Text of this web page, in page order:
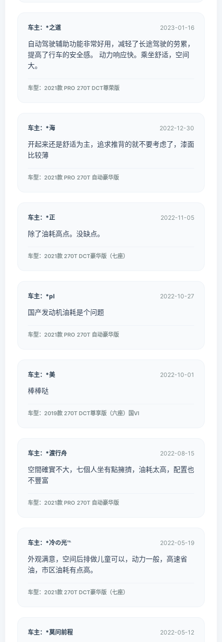
车主：*之道 2023-01-16
自动驾驶辅助功能非常好用，减轻了长途驾驶的劳累，
提高了行车的安全感。 动力响应快。乘坐舒适，空间
大。
车型：2021款 PRO 270T DCT尊荣版
车主：*海 2022-12-30
开起来还是舒适为主，追求推背的就不要考虑了，漆面
比较薄
车型：2021款 PRO 270T 自动豪华版
车主：*正 2022-11-05
除了油耗高点。没缺点。
车型：2021款 270T DCT豪华版（七座）
车主：*pl 2022-10-27
国产发动机油耗是个问题
车型：2021款 PRO 270T 自动豪华版
车主：*美 2022-10-01
棒棒哒
车型：2019款 270T DCT尊享版（六座）国VI
车主：*渡行舟 2022-08-15
空間確實不大，七個人坐有點擁擠，油耗太高，配置也
不豐富
车型：2021款 PRO 270T 自动豪华版
车主：*冷の光℡ 2022-05-19
外观满意，空间后排做儿童可以，动力一般，高速省
油，市区油耗有点高。
车型：2021款 270T DCT豪华版（七座）
车主：*莫问前程 2022-05-12